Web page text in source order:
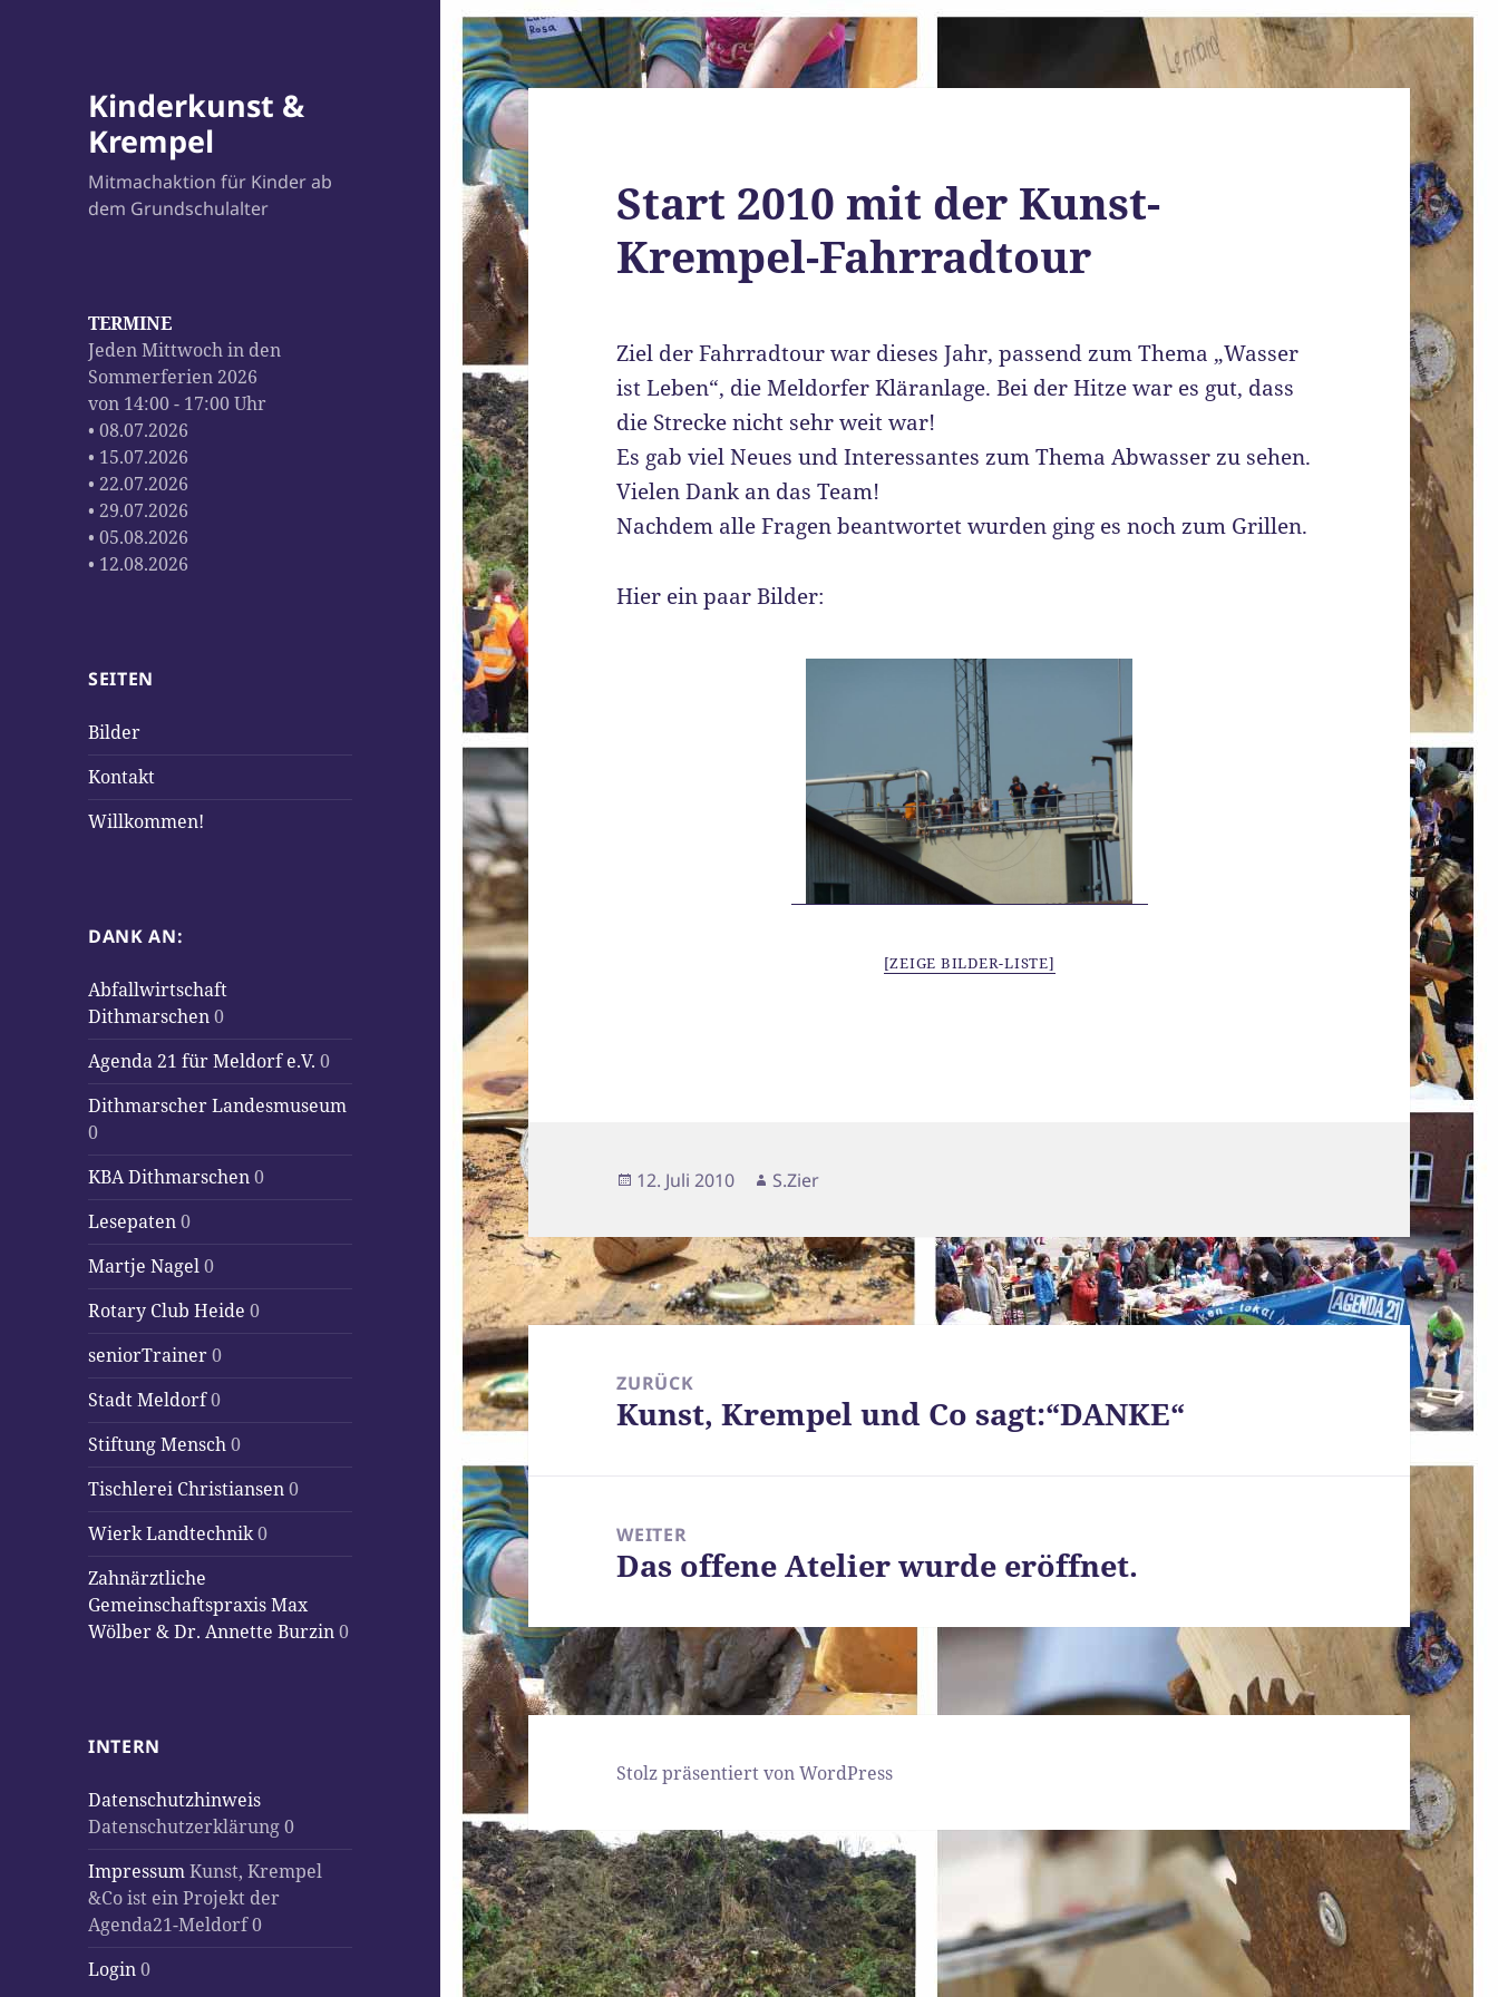
Kinderkunst &
Krempel
Mitmachaktion für Kinder ab
dem Grundschulalter
TERMINE
Jeden Mittwoch in den
Sommerferien 2026
von 14:00 - 17:00 Uhr
• 08.07.2026
• 15.07.2026
• 22.07.2026
• 29.07.2026
• 05.08.2026
• 12.08.2026
SEITEN
Bilder
Kontakt
Willkommen!
DANK AN:
Abfallwirtschaft
Dithmarschen0
Agenda 21 für Meldorf e.V. 0
Dithmarscher Landesmuseum
0
KBA Dithmarschen0
Lesepaten0
Martje Nagel0
Rotary Club Heide 0
seniorTrainer0
Stadt Meldorf0
Stiftung Mensch0
Tischlerei Christiansen0
Wierk Landtechnik0
Zahnärztliche
Gemeinschaftspraxis Max
Wölber & Dr. Annette Burzin0
INTERN
Datenschutzhinweis
Datenschutzerklärung 0
ImpressumKunst, Krempel
&Co ist ein Projekt der
Agenda21-Meldorf 0
Login0
Start 2010 mit der Kunst-
Krempel-Fahrradtour
Ziel der Fahrradtour war dieses Jahr, passend zum Thema „Wasser
ist Leben“, die Meldorfer Kläranlage. Bei der Hitze war es gut, dass
die Strecke nicht sehr weit war!
Es gab viel Neues und Interessantes zum Thema Abwasser zu sehen.
Vielen Dank an das Team!
Nachdem alle Fragen beantwortet wurden ging es noch zum Grillen.
Hier ein paar Bilder:
[ZEIGE BILDER-LISTE]
Veröffentlicht
12. Juli 2010 Autor
S.Zier
Beitragsnavigation
ZURÜCK
Vorheriger
Kunst, Krempel und Co sagt:“DANKE“
WEITER
Nächster
Das offene Atelier wurde eröffnet.
Stolz präsentiert von WordPress